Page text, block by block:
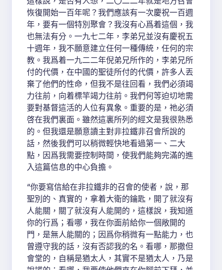
恢復開始一百年呢？我們應該有一次慶祝一百週
年，要有一個特別聚會？我沒有心爲着這個，我
也無法有分。一九七二年，李弟兄並沒有慶祝五
十週年，我不願意建立任何一種傳統，任何的宗
教。我爲着一九二二年倪弟兄所作的，李弟兄所
付的代價，在中國的聖徒所付的代價，許多人丟
棄了他們的性命，但我不是往回看，我們必須竭
力往前，向着標竿竭力往前。我們何等迫切地需
要對基督這活的人位有異象。重要的是，祂必須
啓在我們裏面。雖然這裏所列的經文是我很熟悉
的。但我還是願意讀主對非拉鐵非召會所說的
話，然後我們可以稍微輕快地看過第一、二大
點，因爲我需要控制時間，使我們能夠完滿的進
入這篇信息的中心負擔。
“你要寫信給在非拉鐵非的召會的使者，說，那
聖別的、真實的，拿着大衛的鑰匙，開了就沒有
人能關，關了就沒有人能開的，這樣說，我知道
你的行爲；看哪，我在你面前給你一個敞開的
門，是無人能關的；因爲你稍微有一點能力，也
曾遵守我的話，沒有否認我的名。看哪，那撒但
會堂的，自稱是猶太人，其實不是猶太人，乃是